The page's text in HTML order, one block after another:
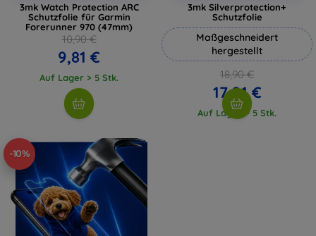
3mk Watch Protection ARC
Schutzfolie für Garmin
Forerunner 970 (47mm)
10,90 €
9,81 €
Auf Lager > 5 Stk.
3mk Silverprotection+
Schutzfolie
Maßgeschneidert
hergestellt
18,90 €
17,01 €
Auf Lager > 5 Stk.
-10%